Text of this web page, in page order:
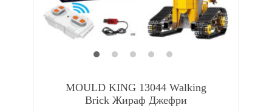
MOULD KING 13044 Walking
Brick Жираф Джефри